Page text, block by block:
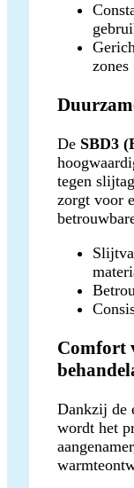
zones
De SBD3
tegen
zorgt voor
Comfort
Dankzij de
wordt het